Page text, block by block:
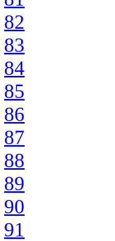
82
83
84
85
86
87
88
89
90
91